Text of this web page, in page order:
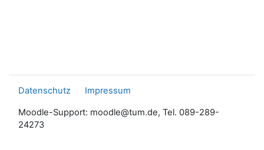
Datenschutz Impressum
Moodle-Support: moodle@tum.de, Tel. 089-289-
24273